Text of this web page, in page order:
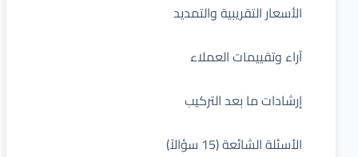
الأسعار التقريبية والتمديد
آراء وتقييمات العملاء
إرشادات ما بعد التركيب
الأسئلة الشائعة (15 سؤالاً)